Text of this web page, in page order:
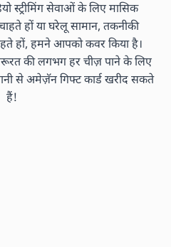
स्ट्रीमिंग सेवाओं के लिए मासिक
हों या घरेलू सामान, तकनीकी
हों, हमने आपको कवर किया है।
की लगभग हर चीज़ पाने के लिए
से अमेज़ॅन गिफ्ट कार्ड खरीद सकते
हैं!